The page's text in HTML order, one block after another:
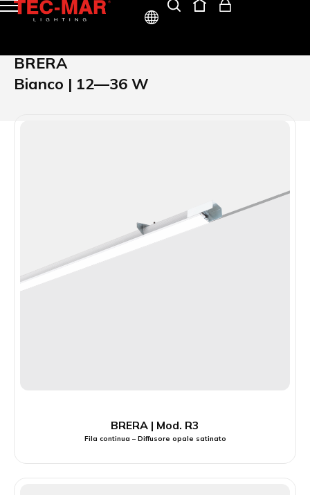
BRERA
Bianco | 12—36 W
BRERA | Mod. R3
Fila continua – Diffusore opale satinato